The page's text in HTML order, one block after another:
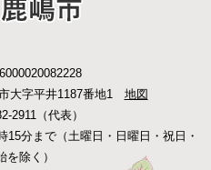
大字平井1187番地1 地図
2911（代表）
分まで（土曜日・日曜日・祝日・
を除く）